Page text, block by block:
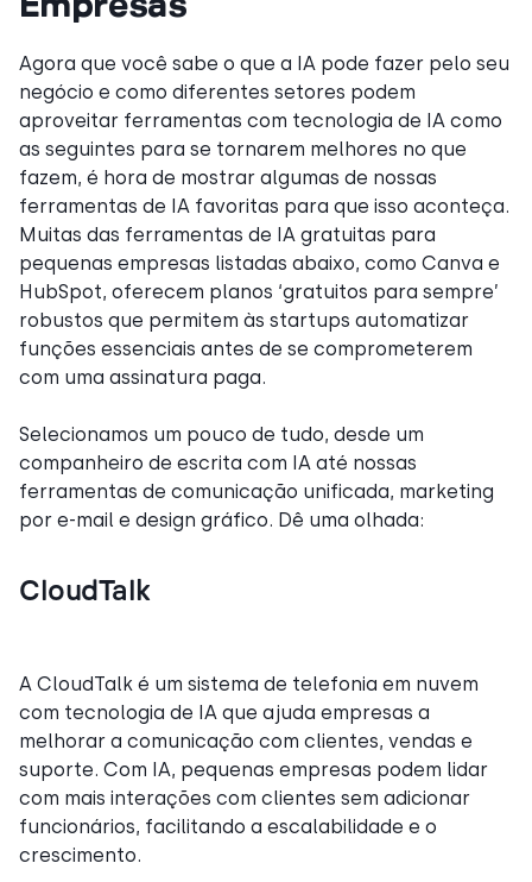
Agora que você sabe o que a IA pode fazer pelo seu
negócio e como diferentes setores podem
aproveitar ferramentas com tecnologia de IA como
as seguintes para se tornarem melhores no que
fazem, é hora de mostrar algumas de nossas
ferramentas de IA favoritas para que isso aconteça.
Muitas das ferramentas de IA gratuitas para
pequenas empresas listadas abaixo, como Canva e
HubSpot, oferecem planos ‘gratuitos para sempre’
robustos que permitem às startups automatizar
funções essenciais antes de se comprometerem
com uma assinatura paga.
Selecionamos um pouco de tudo, desde um
companheiro de escrita com IA até nossas
ferramentas de comunicação unificada, marketing
por e-mail e design gráfico. Dê uma olhada:
CloudTalk
A CloudTalk é um sistema de telefonia em nuvem
com tecnologia de IA que ajuda empresas a
melhorar a comunicação com clientes, vendas e
suporte. Com IA, pequenas empresas podem lidar
com mais interações com clientes sem adicionar
funcionários, facilitando a escalabilidade e o
crescimento.